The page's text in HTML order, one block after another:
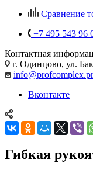
Сравнение
+7 495 543 96
Контактная
г. Одинцово, ул.
Вконтакте
Гибкая